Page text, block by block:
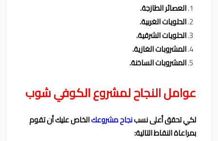
العصائر الطازجة.
الحلويات الغربية.
الحلويات الشرقية.
المشروبات الغازية.
المشروبات الساخنة.
عوامل النجاح لمشروع الكوفي شوب
لكي تحقق أعلى نسبنجاح مشروعكالخاص عليك أن تقوم
بمراعاة النقاط التالية: